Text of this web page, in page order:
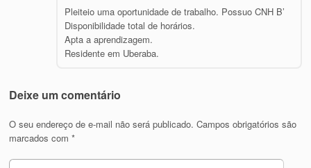
Pleiteio uma oportunidade de trabalho. Possuo CNH B’
Disponibilidade total de horários.
Apta a aprendizagem.
Residente em Uberaba.
Deixe um comentário
O seu endereço de e-mail não será publicado. Campos obrigatórios são
marcados com*